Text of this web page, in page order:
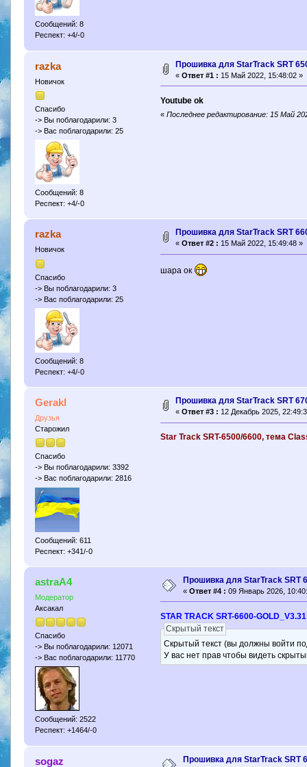
Сообщений: 8
Респект: +4/-0
razka
Новичок
Спасибо
-> Вы поблагодарили: 3
-> Вас поблагодарили: 25
Сообщений: 8
Респект: +4/-0
Прошивка для StarTrack SRT
« Ответ #1 : 15 Май 2022, 15:48:02 »
Youtube ok
«Последнее редактирование: 15 Май
razka
Новичок
Спасибо
-> Вы поблагодарили: 3
-> Вас поблагодарили: 25
Сообщений: 8
Респект: +4/-0
Прошивка для StarTrack SRT
« Ответ #2 : 15 Май 2022, 15:49:48 »
шара ок
Gerakl
Друзья
Старожил
Спасибо
-> Вы поблагодарили: 3392
-> Вас поблагодарили: 2816
Сообщений: 611
Респект: +341/-0
Прошивка для StarTrack SRT
« Ответ #3 : 12 Декабрь 2025,
Star Track SRT-6500/6600, тема
astraA4
Модератор
Аксакал
Спасибо
-> Вы поблагодарили: 12071
-> Вас поблагодарили: 11770
Сообщений: 2522
Респект: +1464/-0
Прошивка для StarTrack SRT
« Ответ #4 : 09 Январь 2026,
STAR TRACK SRT-6600-
Скрытый текст
Скрытый текст (вы должны войти
У вас нет прав чтобы видеть
sogaz Прошивка для StarTrack SRT